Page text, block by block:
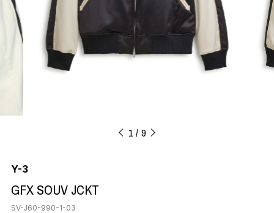
1 9
Y-3
GFX SOUV JCKT
SV-J60-990-1-03